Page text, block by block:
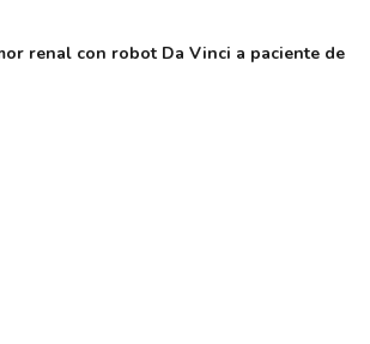
renal con robot Da Vinci a paciente de